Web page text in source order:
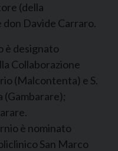
(della
don Davide Carraro.
è designato
Collaborazione
(Malcontenta) e S.
(Gambarare);
è nominato
San Marco